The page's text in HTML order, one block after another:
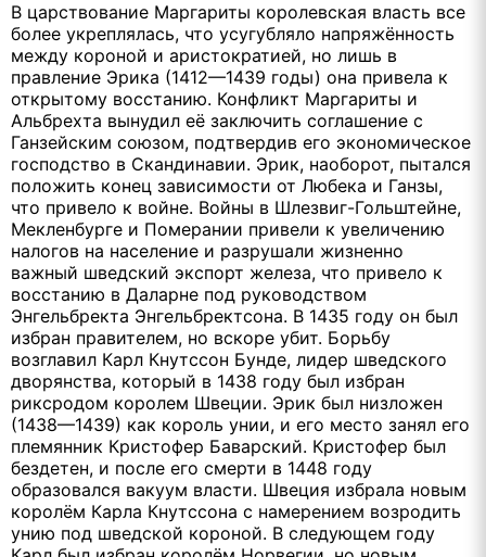
В царствование Маргариты королевская власть все
более укреплялась, что усугубляло напряжённость
между короной и аристократией, но лишь в
правление Эрика (1412—1439 годы) она привела к
открытому восстанию. Конфликт Маргариты и
Альбрехта вынудил её заключить соглашение с
Ганзейским союзом, подтвердив его экономическое
господство в Скандинавии. Эрик, наоборот, пытался
положить конец зависимости от Любека и Ганзы,
что привело к войне. Войны в Шлезвиг-Гольштейне,
Мекленбурге и Померании привели к увеличению
налогов на население и разрушали жизненно
важный шведский экспорт железа, что привело к
восстанию в Даларне под руководством
Энгельбректа Энгельбректсона. В 1435 году он был
избран правителем, но вскоре убит. Борьбу
возглавил Карл Кнутссон Бунде, лидер шведского
дворянства, который в 1438 году был избран
риксродом королем Швеции. Эрик был низложен
(1438—1439) как король унии, и его место занял его
племянник Кристофер Баварский. Кристофер был
бездетен, и после его смерти в 1448 году
образовался вакуум власти. Швеция избрала новым
королём Карла Кнутссона с намерением возродить
унию под шведской короной. В следующем году